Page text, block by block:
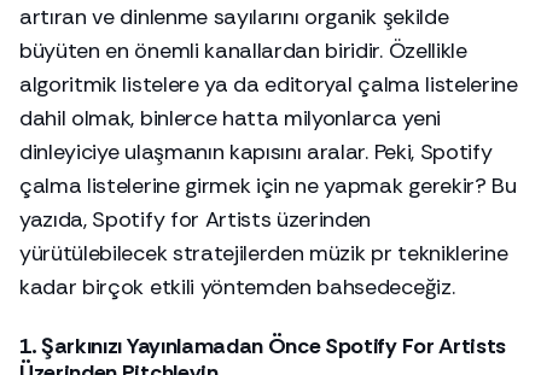
artıran ve dinlenme sayılarını organik şekilde
büyüten en önemli kanallardan biridir. Özellikle
algoritmik listelere ya da editoryal çalma listelerine
dahil olmak, binlerce hatta milyonlarca yeni
dinleyiciye ulaşmanın kapısını aralar. Peki, Spotify
çalma listelerine girmek için ne yapmak gerekir? Bu
yazıda, Spotify for Artists üzerinden
yürütülebilecek stratejilerden müzik pr tekniklerine
kadar birçok etkili yöntemden bahsedeceğiz.
1. Şarkınızı Yayınlamadan Önce Spotify For Artists